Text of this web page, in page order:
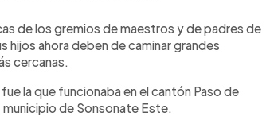
de los gremios de maestros y de padres de
hijos ahora deben de caminar grandes
cercanas.
la que funcionaba en el cantón Paso de
de Sonsonate Este.